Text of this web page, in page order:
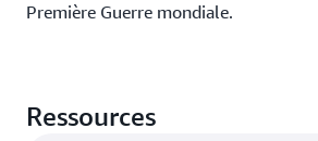
Première Guerre mondiale.
informations commerciales
Ressources